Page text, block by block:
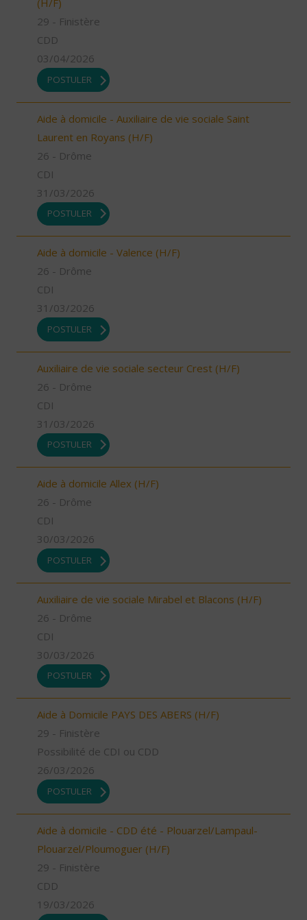
(H/F)
29 - Finistère
CDD
03/04/2026
POSTULER
Aide à domicile - Auxiliaire de vie sociale Saint
Laurent en Royans (H/F)
26 - Drôme
CDI
31/03/2026
POSTULER
Aide à domicile - Valence (H/F)
26 - Drôme
CDI
31/03/2026
POSTULER
Auxiliaire de vie sociale secteur Crest (H/F)
26 - Drôme
CDI
31/03/2026
POSTULER
Aide à domicile Allex (H/F)
26 - Drôme
CDI
30/03/2026
POSTULER
Auxiliaire de vie sociale Mirabel et Blacons (H/F)
26 - Drôme
CDI
30/03/2026
POSTULER
Aide à Domicile PAYS DES ABERS (H/F)
29 - Finistère
Possibilité de CDI ou CDD
26/03/2026
POSTULER
Aide à domicile - CDD été - Plouarzel/Lampaul-
Plouarzel/Ploumoguer (H/F)
29 - Finistère
CDD
19/03/2026